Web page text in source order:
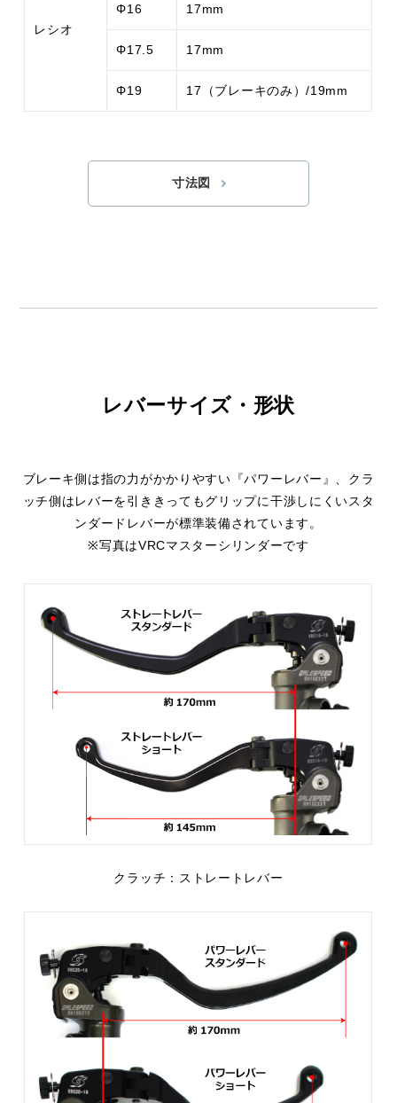
レシオ
Φ16 17mm
Φ17.5 17mm
Φ19 17（ブレーキのみ）/19mm
寸法図
レバーサイズ・形状
ブレーキ側は指の力がかかりやすい『パワーレバー』、クラ
ッチ側はレバーを引ききってもグリップに干渉しにくいスタ
ンダードレバーが標準装備されています。
※写真はVRCマスターシリンダーです
クラッチ：ストレートレバー